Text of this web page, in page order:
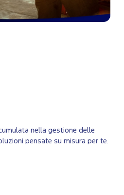
nella gestione delle
pensate su misura per te.